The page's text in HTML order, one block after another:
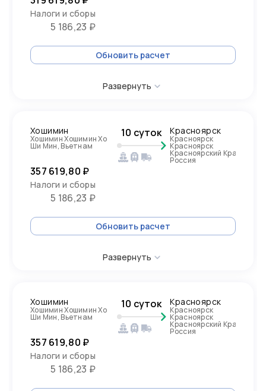
Налоги и сборы
5 186,23 ₽
Обновить расчет
Развернуть
Хошимин
Хошимин Хошимин Хо
Ши Мин, Вьетнам
10 суток Красноярск
Красноярск
Красноярск
Красноярский Край,
Россия
357 619,80 ₽
Налоги и сборы
5 186,23 ₽
Обновить расчет
Развернуть
Хошимин
Хошимин Хошимин Хо
Ши Мин, Вьетнам
10 суток Красноярск
Красноярск
Красноярск
Красноярский Край,
Россия
357 619,80 ₽
Налоги и сборы
5 186,23 ₽